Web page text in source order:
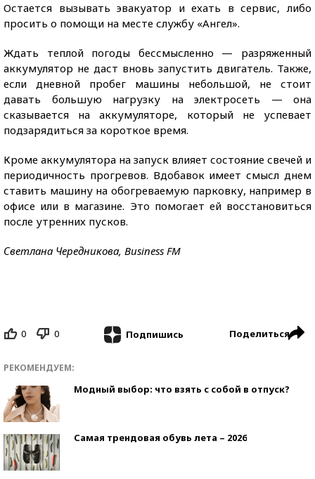
Остается вызывать эвакуатор и ехать в сервис, либо
просить о помощи на месте службу «Ангел».
Ждать теплой погоды бессмысленно — разряженный
аккумулятор не даст вновь запустить двигатель. Также,
если дневной пробег машины небольшой, не стоит
давать большую нагрузку на электросеть — она
сказывается на аккумуляторе, который не успевает
подзарядиться за короткое время.
Кроме аккумулятора на запуск влияет состояние свечей и
периодичность прогревов. Вдобавок имеет смысл днем
ставить машину на обогреваемую парковку, например в
офисе или в магазине. Это помогает ей восстановиться
после утренних пусков.
Светлана Чередникова, Business FM
0 0 Подпишись Поделиться
РЕКОМЕНДУЕМ:
Модный выбор: что взять с собой в отпуск?
Самая трендовая обувь лета – 2026